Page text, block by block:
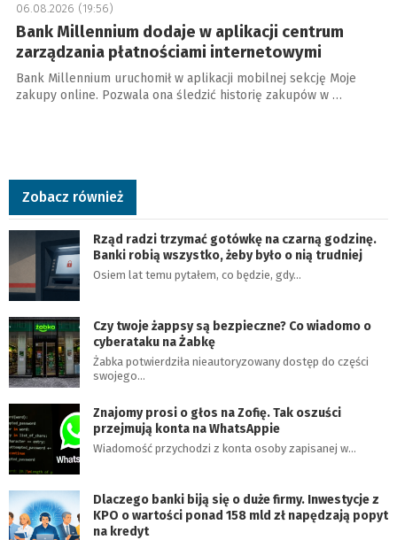
06.08.2026 (19:56)
Bank Millennium dodaje w aplikacji centrum
zarządzania płatnościami internetowymi
Bank Millennium uruchomił w aplikacji mobilnej sekcję Moje
zakupy online. Pozwala ona śledzić historię zakupów w …
Zobacz również
Rząd radzi trzymać gotówkę na czarną godzinę.
Banki robią wszystko, żeby było o nią trudniej
Osiem lat temu pytałem, co będzie, gdy…
Czy twoje żappsy są bezpieczne? Co wiadomo o
cyberataku na Żabkę
Żabka potwierdziła nieautoryzowany dostęp do części
swojego…
Znajomy prosi o głos na Zofię. Tak oszuści
przejmują konta na WhatsAppie
Wiadomość przychodzi z konta osoby zapisanej w…
Dlaczego banki biją się o duże firmy. Inwestycje z
KPO o wartości ponad 158 mld zł napędzają popyt
na kredyt